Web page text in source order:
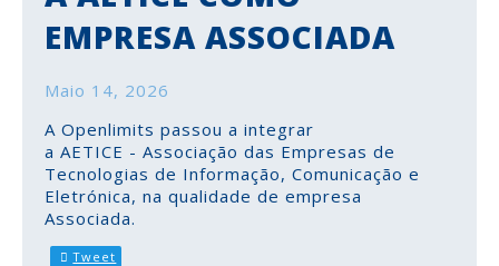
EMPRESA ASSOCIADA
Maio 14, 2026
A Openlimits passou a integrar
a AETICE - Associação das Empresas de
Tecnologias de Informação, Comunicação e
Eletrónica, na qualidade de empresa
Associada.
Tweet